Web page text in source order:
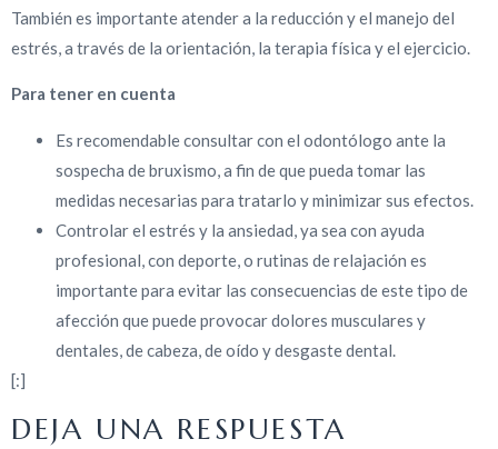
También es importante atender a la reducción y el manejo del
estrés, a través de la orientación, la terapia física y el ejercicio.
Para tener en cuenta
Es recomendable consultar con el odontólogo ante la
sospecha de bruxismo, a fin de que pueda tomar las
medidas necesarias para tratarlo y minimizar sus efectos.
Controlar el estrés y la ansiedad, ya sea con ayuda
profesional, con deporte, o rutinas de relajación es
importante para evitar las consecuencias de este tipo de
afección que puede provocar dolores musculares y
dentales, de cabeza, de oído y desgaste dental.
[:]
DEJA UNA RESPUESTA